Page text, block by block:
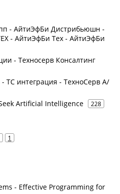
- АйтиЭфБи Дистрибьюшн -
- АйтиЭфБи Тех - АйтиЭфБи
- Техносерв Консалтинг
ТС интеграция - ТехноСерв А/
Artificial Intelligence
228
1
- Effective Programming for